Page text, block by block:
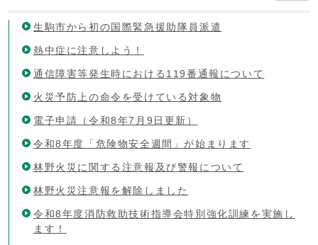
生駒市から初の国際緊急援助隊員派遣
熱中症に注意しよう！
通信障害等発生時における119番通報について
火災予防上の命令を受けている対象物
電子申請（令和8年7月9日更新）
令和8年度「危険物安全週間」が始まります
林野火災に関する注意報及び警報について
林野火災注意報を解除しました
令和8年度消防救助技術指導会特別強化訓練を実施し
ます！